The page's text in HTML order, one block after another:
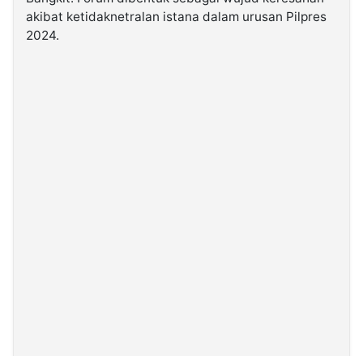
Kabarbaru.co
2026
akibat ketidaknetralan istana dalam urusan Pilpres
2024.